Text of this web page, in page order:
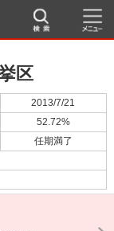
区
2013/7/21
52.72%
任期満了